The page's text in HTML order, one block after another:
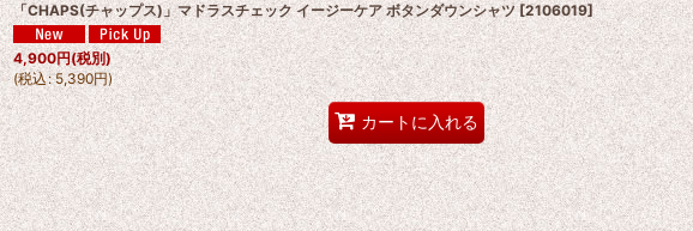
「CHAPS(チャップス)」マドラスチェック イージーケア ボタンダウンシャツ [2106019]
4,900円(税別)
(税込: 5,390円)
カートに入れる